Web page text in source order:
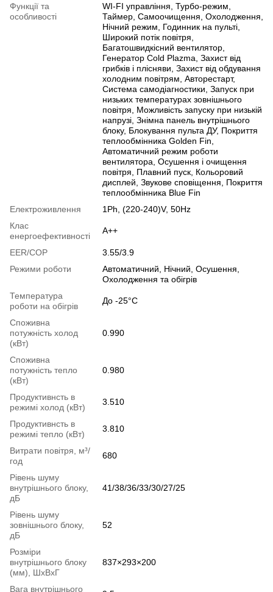
Функції та
особливості
WI-FI управління, Турбо-режим,
Таймер, Самоочищення, Охолодження,
Нічний режим, Годинник на пульті,
Широкий потік повітря,
Багатошвидкісний вентилятор,
Генератор Cold Plazma, Захист від
грибків і плісняви, Захист від обдування
холодним повітрям, Авторестарт,
Cистема самодіагностики, Запуск при
низьких температурах зовнішнього
повітря, Можливість запуску при низькій
напрузі, Знімна панель внутрішнього
блоку, Блокування пульта ДУ, Покриття
теплообмінника Golden Fin,
Автоматичний режим роботи
вентилятора, Осушення і очищення
повітря, Плавний пуск, Кольоровий
дисплей, Звукове сповіщення, Покриття
теплообмінника Blue Fin
Електроживлення
1Ph, (220-240)V, 50Hz
Клас
енергоефективності
A++
EER/COP
3.55/3.9
Режими роботи
Автоматичний, Нічний, Осушення,
Охолодження та обігрів
Температура
роботи на обігрів
До -25°C
Споживна
потужність холод
(кВт)
0.990
Споживна
потужність тепло
(кВт)
0.980
Продуктивнсть в
режимі холод (кВт)
3.510
Продуктивнсть в
режимі тепло (кВт)
3.810
Витрати повітря, м³/
год
680
Рівень шуму
внутрішнього блоку,
дБ
41/38/36/33/30/27/25
Рівень шуму
зовнішнього блоку,
дБ
52
Розміри
внутрішнього блоку
(мм), ШхВхГ
837×293×200
Вага внутрішнього